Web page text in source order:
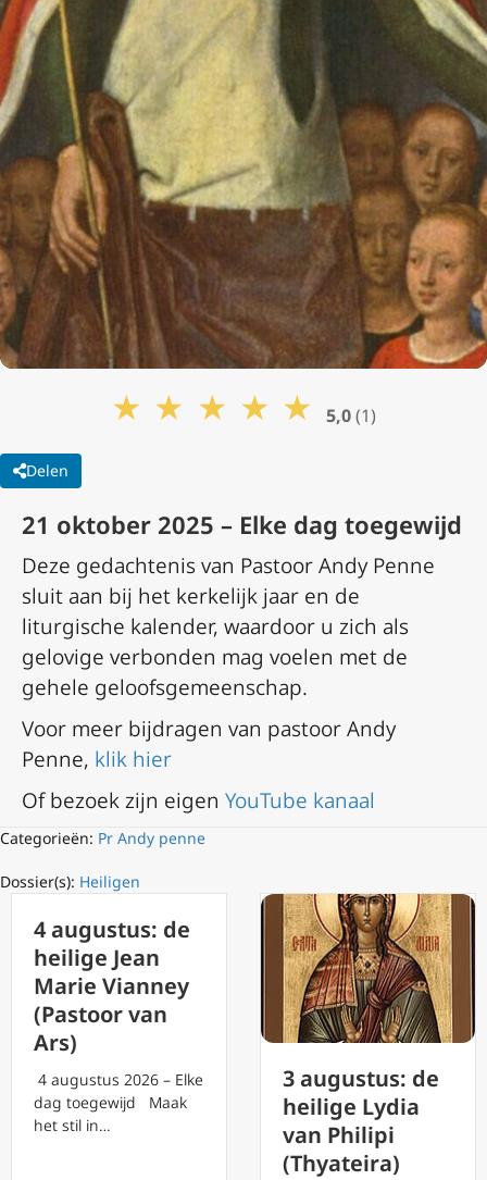
★ ★ ★ ★ ★ 5,0(1)
Delen
21 oktober 2025 – Elke dag toegewijd
Deze gedachtenis van Pastoor Andy Penne
sluit aan bij het kerkelijk jaar en de
liturgische kalender, waardoor u zich als
gelovige verbonden mag voelen met de
gehele geloofsgemeenschap.
Voor meer bijdragen van pastoor Andy
Penne, klik hier
Of bezoek zijn eigen YouTube kanaal
Categorieën: Pr Andy penne
Dossier(s): Heiligen
4 augustus: de
heilige Jean
Marie Vianney
(Pastoor van
Ars)
4 augustus 2026 – Elke
dag toegewijd Maak
het stil in…
3 augustus: de
heilige Lydia
van Philipi
(Thyateira)